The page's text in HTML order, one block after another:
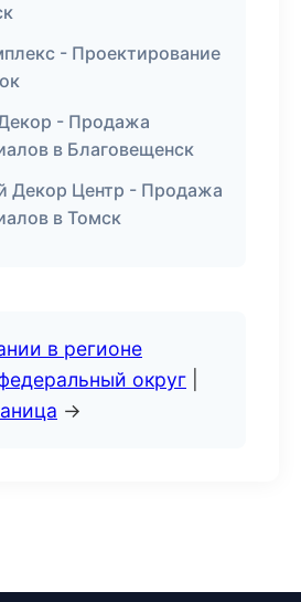
- Проектирование
- Продажа
в Благовещенск
Декор Центр - Продажа
в Томск
в регионе
округ
→